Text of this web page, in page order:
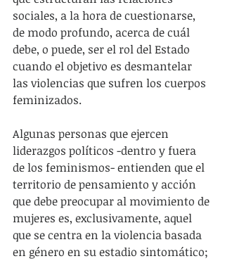
sociales, a la hora de cuestionarse,
de modo profundo, acerca de cuál
debe, o puede, ser el rol del Estado
cuando el objetivo es desmantelar
las violencias que sufren los cuerpos
feminizados.
Algunas personas que ejercen
liderazgos políticos -dentro y fuera
de los feminismos- entienden que el
territorio de pensamiento y acción
que debe preocupar al movimiento de
mujeres es, exclusivamente, aquel
que se centra en la violencia basada
en género en su estadio sintomático;